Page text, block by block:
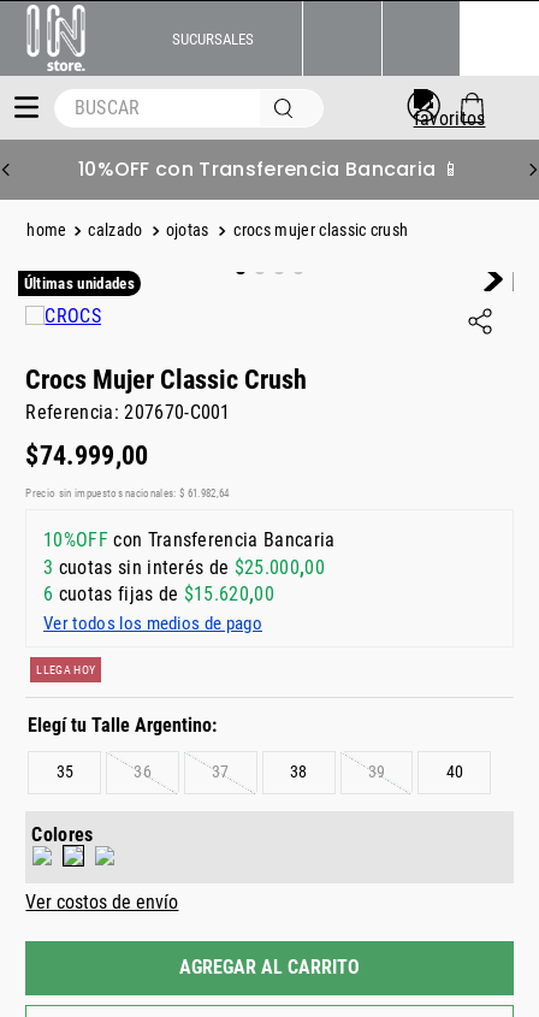
SUCURSALES
BUSCAR
10%OFF con Transferencia Bancaria 📱
calzado ojotas crocs mujer classic crush
Últimas unidades
Crocs Mujer Classic Crush
Referencia:207670-C001
$74.999,00
Precio sin impuestos nacionales: $ 61 982 64
10%OFFcon Transferencia Bancaria
3 cuotas sin interés de $25.000,00
6 cuotas fijas de $15.620,00
Ver todos los medios de pago
LLEGA HOY
35 36 37 38 39 40
Colores
Ver costos de envío
AGREGAR AL CARRITO